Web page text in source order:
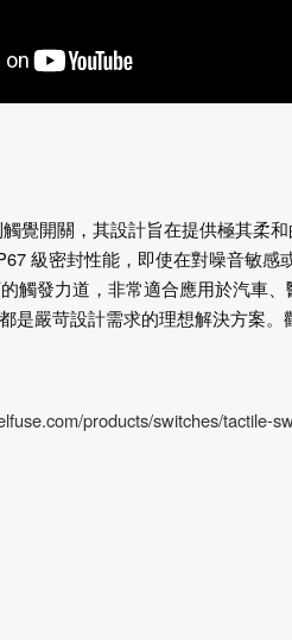
覺開關，其設計旨在提供極其柔
級密封性能，即使在對噪音敏
觸發力道，非常適合應用於汽車
是嚴苛設計需求的理想解決方案
products/switches/tactile-